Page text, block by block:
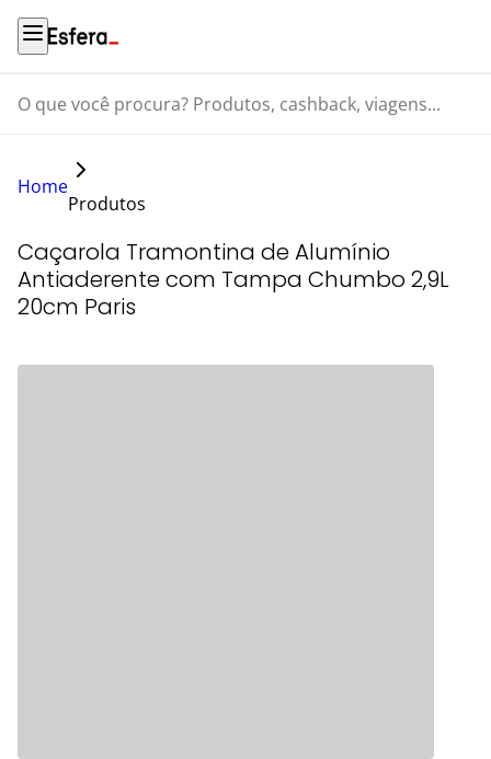
O que você procura? Produtos, cashback, viagens...
Home
Produtos
Caçarola Tramontina de Alumínio
Antiaderente com Tampa Chumbo 2,9L
20cm Paris